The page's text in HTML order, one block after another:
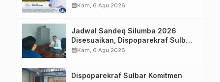
Imelda, Sp.Rad
calendar_monthKam, 6 Agu 2026
Jadwal Sandeq Silumba 2026
Disesuaikan, Dispoparekraf Sulbar
Pastikan Persiapan Tetap
calendar_monthKam, 6 Agu 2026
Dispoparekraf Sulbar Komitmen